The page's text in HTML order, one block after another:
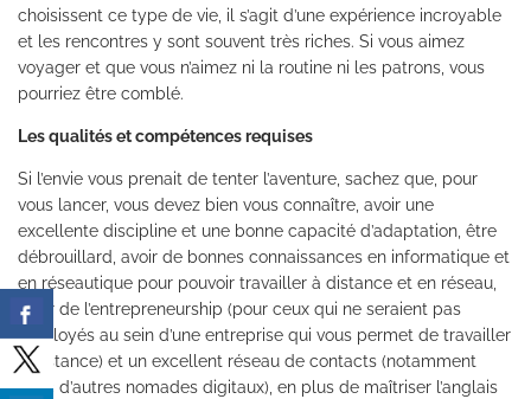
choisissent ce type de vie, il s’agit d’une expérience incroyable
et les rencontres y sont souvent très riches. Si vous aimez
voyager et que vous n’aimez ni la routine ni les patrons, vous
pourriez être comblé.
Les qualités et compétences requises
Si l’envie vous prenait de tenter l’aventure, sachez que, pour
vous lancer, vous devez bien vous connaître, avoir une
excellente discipline et une bonne capacité d’adaptation, être
débrouillard, avoir de bonnes connaissances en informatique et
en réseautique pour pouvoir travailler à distance et en réseau,
avoir de l’entrepreneurship (pour ceux qui ne seraient pas
employés au sein d’une entreprise qui vous permet de travailler
à distance) et un excellent réseau de contacts (notamment
avec d’autres nomades digitaux), en plus de maîtriser l’anglais